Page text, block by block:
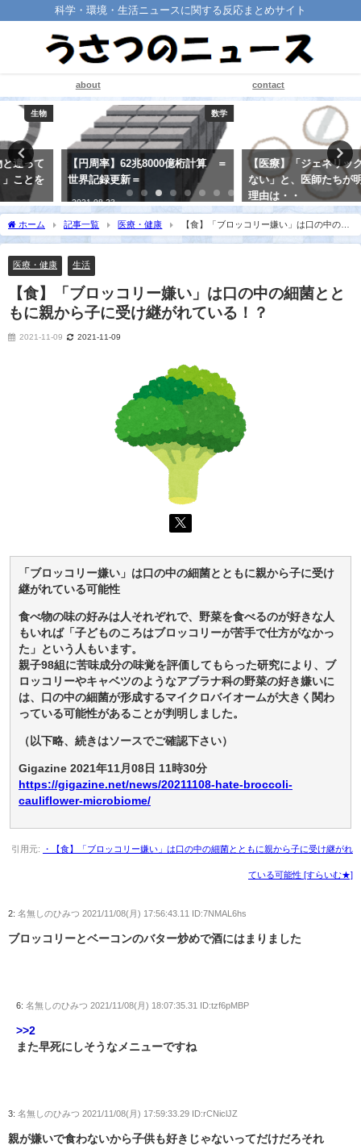
科学・環境・生活ニュースに関する反応まとめサイト
about contact
数学
【円周率】62兆8000億桁計算 ＝
世界記録更新＝
2021-08-23
医療・健康
【医療】「ジェネリック薬は飲ま
ない」と、医師たちが明かすその
理由は・・
ホーム 記事一覧 医療・健康
【食】「ブロッコリー嫌い」は口の中の細
菌とともに親から子に受け継がれている！？
医療・健康 生活
【食】「ブロッコリー嫌い」は口の中の細菌とと
もに親から子に受け継がれている！？
2021-11-09 2021-11-09
「ブロッコリー嫌い」は口の中の細菌とともに親から子に受け
継がれている可能性
食べ物の味の好みは人それぞれで、野菜を食べるのが好きな人
もいれば「子どものころはブロッコリーが苦手で仕方がなかっ
た」という人もいます。
親子98組に苦味成分の味覚を評価してもらった研究により、ブ
ロッコリーやキャベツのようなアブラナ科の野菜の好き嫌いに
は、口の中の細菌が形成するマイクロバイオームが大きく関わ
っている可能性があることが判明しました。
（以下略、続きはソースでご確認下さい）
Gigazine 2021年11月08日 11時30分
https://gigazine.net/news/20211108-hate-broccoli-
cauliflower-microbiome/
引用元: ・【食】「ブロッコリー嫌い」は口の中の細菌とともに親から子に受け継がれ
ている可能性 [すらいむ★]
2: 名無しのひみつ 2021/11/08(月) 17:56:43.11 ID:7NMAL6hs
ブロッコリーとベーコンのバター炒めで酒にはまりました
6: 名無しのひみつ 2021/11/08(月) 18:07:35.31 ID:tzf6pMBP
>>2
また早死にしそうなメニューですね
3: 名無しのひみつ 2021/11/08(月) 17:59:33.29 ID:rCNiclJZ
親が嫌いで食わないから子供も好きじゃないってだけだろそれ